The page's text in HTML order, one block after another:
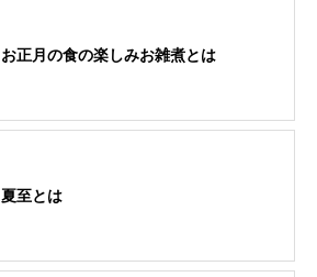
お正月の食の楽しみお雑煮とは
夏至とは